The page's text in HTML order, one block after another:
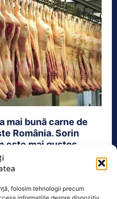
folosim tehnologii precum
mai bună carne de
România. Sorin
este mai gustos...
că țara noastră a